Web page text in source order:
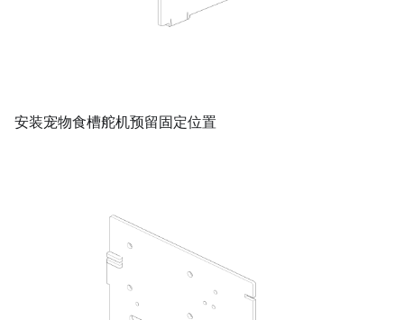
安装宠物食槽舵机预留固定位置